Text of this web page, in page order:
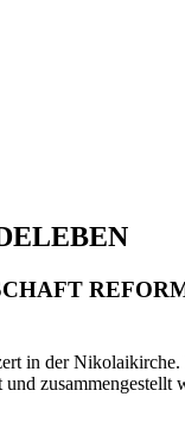
in der
zusammengestellt